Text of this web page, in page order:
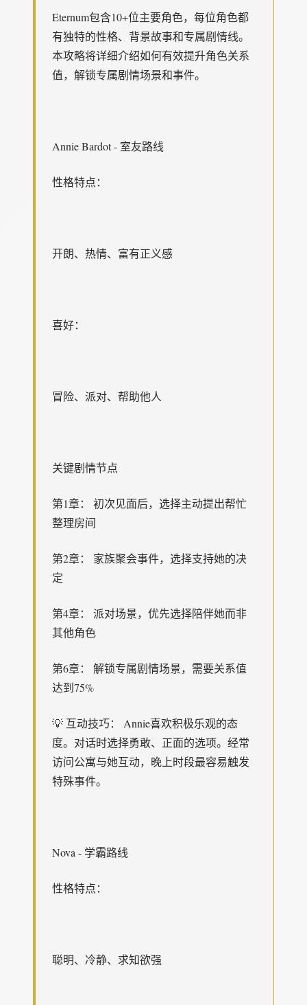
Eternum包含10+位主要角色，每位角色都
有独特的性格、背景故事和专属剧情线。
本攻略将详细介绍如何有效提升角色关系
值，解锁专属剧情场景和事件。
Annie Bardot - 室友路线
性格特点：
开朗、热情、富有正义感
喜好：
冒险、派对、帮助他人
关键剧情节点
第1章： 初次见面后，选择主动提出帮忙
整理房间
第2章： 家族聚会事件，选择支持她的决
定
第4章： 派对场景，优先选择陪伴她而非
其他角色
第6章： 解锁专属剧情场景，需要关系值
达到75%
💡 互动技巧： Annie喜欢积极乐观的态
度。对话时选择勇敢、正面的选项。经常
访问公寓与她互动，晚上时段最容易触发
特殊事件。
Nova - 学霸路线
性格特点：
聪明、冷静、求知欲强